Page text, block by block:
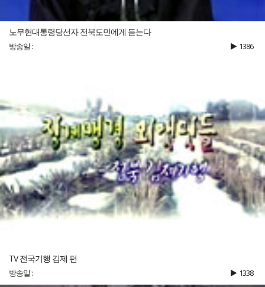
노무현대통령당선자 전북도민에게 듣는다
방송일 : 1386
TV 전국기행 김제 편
방송일 : 1338